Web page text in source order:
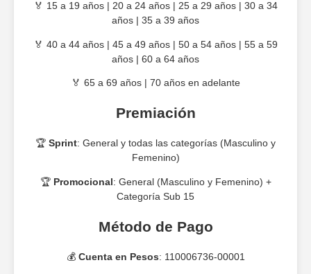
🏅 15 a 19 años | 20 a 24 años | 25 a 29 años | 30 a 34
años | 35 a 39 años
🏅 40 a 44 años | 45 a 49 años | 50 a 54 años | 55 a 59
años | 60 a 64 años
🏅 65 a 69 años | 70 años en adelante
Premiación
🏆 Sprint: General y todas las categorías (Masculino y
Femenino)
🏆 Promocional : General (Masculino y Femenino) +
Categoría Sub 15
Método de Pago
💰 Cuenta en Pesos: 110006736-00001